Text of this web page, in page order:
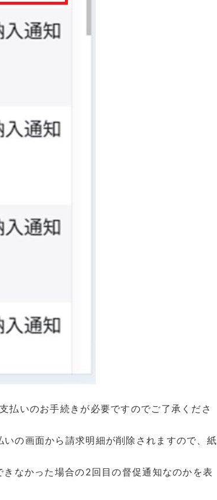
いのお手続きが必要ですのでご了承くださ
の画面から請求明細が削除されますので、紙
なかった場合の2回目の督促通知なのかを表